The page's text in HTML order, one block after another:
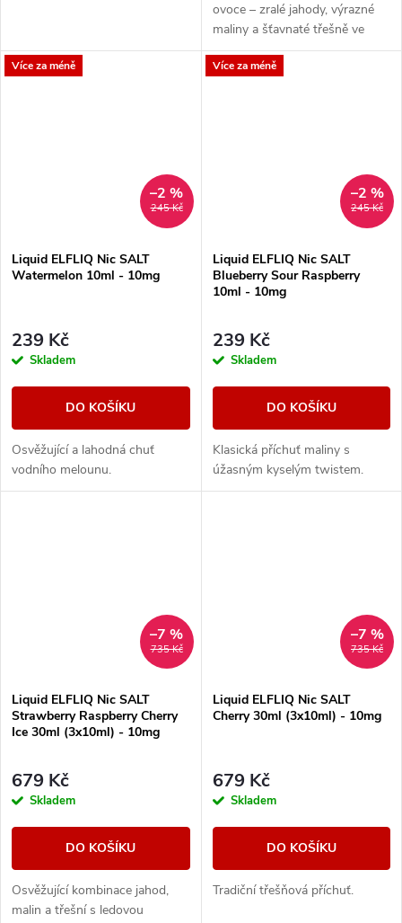
ovoce – zralé jahody, výrazné
maliny a šťavnaté třešně ve
vzájemné harmonii. Sladké,
ovocné, neodolatelné.
Více za méně
245 Kč
–2 %
Liquid ELFLIQ Nic SALT
Watermelon 10ml - 10mg
239 Kč
Skladem
DO KOŠÍKU
Osvěžující a lahodná chuť
vodního melounu.
Více za méně
245 Kč
–2 %
Liquid ELFLIQ Nic SALT
Blueberry Sour Raspberry
10ml - 10mg
239 Kč
Skladem
DO KOŠÍKU
Klasická příchuť maliny s
úžasným kyselým twistem.
735 Kč
–7 %
Liquid ELFLIQ Nic SALT
Strawberry Raspberry Cherry
Ice 30ml (3x10ml) - 10mg
679 Kč
Skladem
DO KOŠÍKU
Osvěžující kombinace jahod,
malin a třešní s ledovou
735 Kč
–7 %
Liquid ELFLIQ Nic SALT
Cherry 30ml (3x10ml) - 10mg
679 Kč
Skladem
DO KOŠÍKU
Tradiční třešňová příchuť.